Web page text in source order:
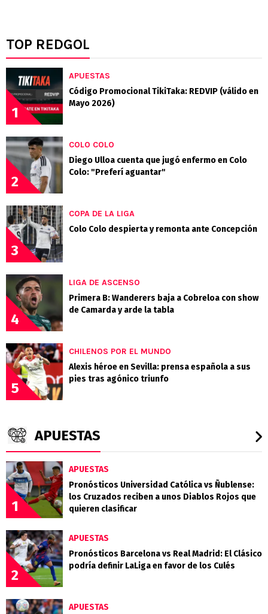
TOP REDGOL
1
APUESTAS
Código Promocional TikiTaka: REDVIP (válido en
Mayo 2026)
2
COLO COLO
Diego Ulloa cuenta que jugó enfermo en Colo
Colo: "Preferí aguantar"
3
COPA DE LA LIGA
Colo Colo despierta y remonta ante Concepción
4
LIGA DE ASCENSO
Primera B: Wanderers baja a Cobreloa con show
de Camarda y arde la tabla
5
CHILENOS POR EL MUNDO
Alexis héroe en Sevilla: prensa española a sus
pies tras agónico triunfo
APUESTAS
1
APUESTAS
Pronósticos Universidad Católica vs Ñublense:
los Cruzados reciben a unos Diablos Rojos que
quieren clasificar
2
APUESTAS
Pronósticos Barcelona vs Real Madrid: El Clásico
podría definir LaLiga en favor de los Culés
APUESTAS